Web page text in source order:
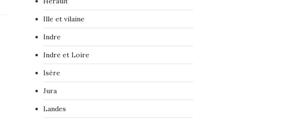
Ille et vilaine
Indre
Indre et Loire
Isère
Jura
Landes